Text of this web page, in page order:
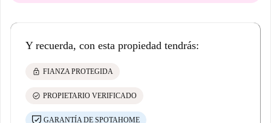
Y recuerda, con esta propiedad tendrás:
lock FIANZA PROTEGIDA
check_circle PROPIETARIO VERIFICADO
GARANTÍA DE SPOTAHOME